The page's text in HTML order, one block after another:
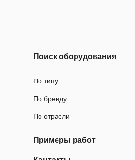
Поиск оборудования
По типу
По бренду
По отрасли
Примеры работ